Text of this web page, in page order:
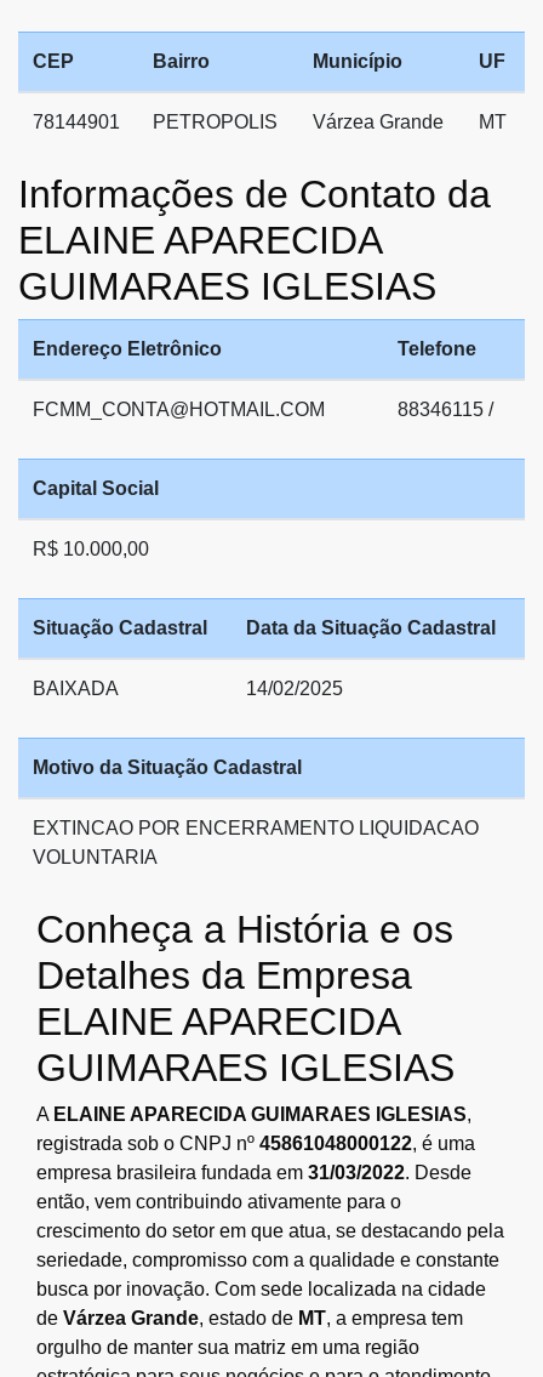
CEP Bairro Município UF
78144901 PETROPOLIS Várzea Grande MT
Informações de Contato da
ELAINE APARECIDA
GUIMARAES IGLESIAS
Endereço Eletrônico Telefone
FCMM_CONTA@HOTMAIL.COM 88346115 /
Capital Social
R$ 10.000,00
Situação Cadastral Data da Situação Cadastral
BAIXADA 14/02/2025
Motivo da Situação Cadastral
EXTINCAO POR ENCERRAMENTO LIQUIDACAO
VOLUNTARIA
Conheça a História e os
Detalhes da Empresa
ELAINE APARECIDA
GUIMARAES IGLESIAS
A ELAINE APARECIDA GUIMARAES IGLESIAS,
registrada sob o CNPJ nº 45861048000122, é uma
empresa brasileira fundada em 31/03/2022. Desde
então, vem contribuindo ativamente para o
crescimento do setor em que atua, se destacando pela
seriedade, compromisso com a qualidade e constante
busca por inovação. Com sede localizada na cidade
de Várzea Grande, estado de MT, a empresa tem
orgulho de manter sua matriz em uma região